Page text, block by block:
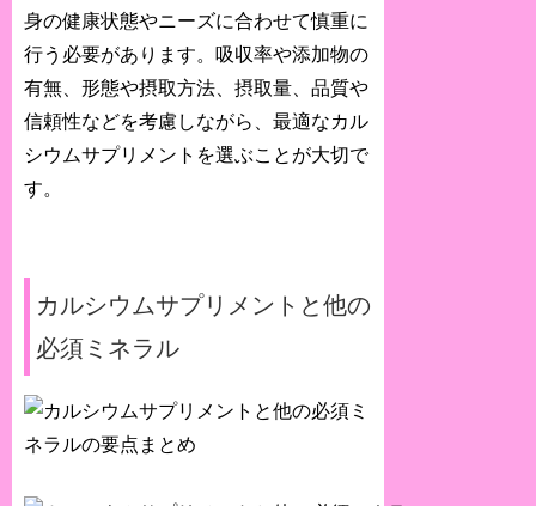
身の健康状態やニーズに合わせて慎重に
行う必要があります。吸収率や添加物の
有無、形態や摂取方法、摂取量、品質や
信頼性などを考慮しながら、最適なカル
シウムサプリメントを選ぶことが大切で
す。
カルシウムサプリメントと他の
必須ミネラル